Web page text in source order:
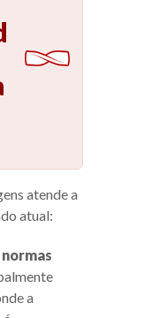
atende a
atual:
a